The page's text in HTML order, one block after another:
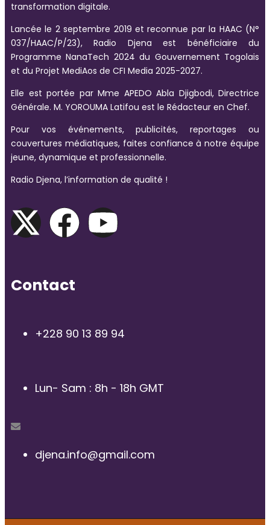
transformation digitale.
Lancée le 2 septembre 2019 et reconnue par la HAAC (N°
037/HAAC/P/23), Radio Djena est bénéficiaire du
Programme NanaTech 2024 du Gouvernement Togolais
et du Projet MediAos de CFI Media 2025-2027.
Elle est portée par Mme APEDO Abla Djigbodi, Directrice
Générale. M. YOROUMA Latifou est le Rédacteur en Chef.
Pour vos événements, publicités, reportages ou
couvertures médiatiques, faites confiance à notre équipe
jeune, dynamique et professionnelle.
Radio Djena, l’information de qualité !
Contact
+228 90 13 89 94
Lun- Sam : 8h - 18h GMT
djena.info@gmail.com